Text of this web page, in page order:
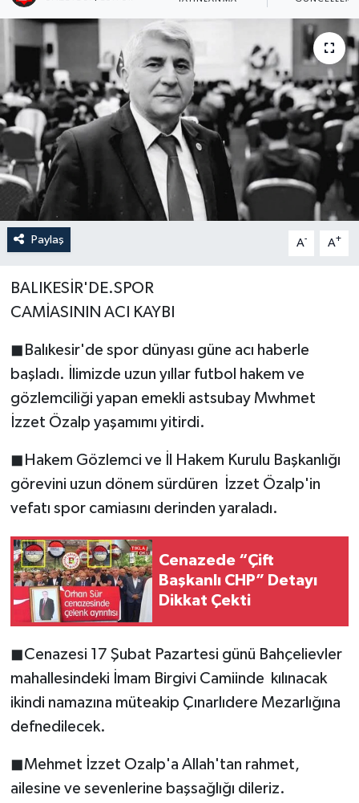
Paylaş A- A+
BALIKESİR'DE.SPOR
CAMİASININ ACI KAYBI
◼Balıkesir'de spor dünyası güne acı haberle
başladı. İlimizde uzun yıllar futbol hakem ve
gözlemciliği yapan emekli astsubay Mwhmet
İzzet Özalp yaşamımı yitirdi.
◼Hakem Gözlemci ve İl Hakem Kurulu Başkanlığı
görevini uzun dönem sürdüren İzzet Özalp'in
vefatı spor camiasını derinden yaraladı.
Cenazede “Çift
Başkanlı CHP” Detayı
Dikkat Çekti
◼Cenazesi 17 Şubat Pazartesi günü Bahçelievler
mahallesindeki İmam Birgivi Camiinde kılınacak
ikindi namazına müteakip Çınarlıdere Mezarlığına
defnedilecek.
◼Mehmet İzzet Ozalp'a Allah'tan rahmet,
ailesine ve sevenlerine başsağlığı dileriz.